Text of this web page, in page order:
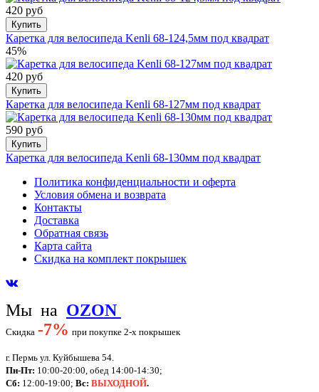
420 руб
Купить
Каретка для велосипеда Kenli 68-124,5мм под квадрат
45%
420 руб
Купить
Каретка для велосипеда Kenli 68-127мм под квадрат
590 руб
Купить
Каретка для велосипеда Kenli 68-130мм под квадрат
Политика конфиденциальности и оферта
Условия обмена и возврата
Контакты
Доставка
Обратная связь
Карта сайта
Скидка на комплект покрышек
Мы на OZON
Скидка -7% при покупке 2-х покрышек
г. Пермь ул. Куйбышева 54.
Пн-Пт: 10:00-20:00, обед 14:00-14:30;
Сб: 12:00-19:00; Вс: ВЫХОДНОЙ.